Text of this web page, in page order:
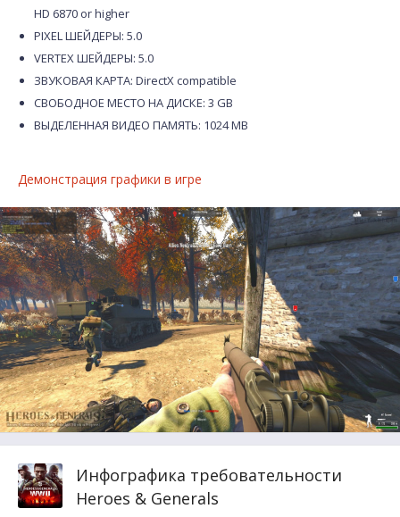
HD 6870 or higher
PIXEL ШЕЙДЕРЫ: 5.0
VERTEX ШЕЙДЕРЫ: 5.0
ЗВУКОВАЯ КАРТА: DirectX compatible
СВОБОДНОЕ МЕСТО НА ДИСКЕ: 3 GB
ВЫДЕЛЕННАЯ ВИДЕО ПАМЯТЬ: 1024 MB
Демонстрация графики в игре
Инфографика требовательности
Heroes & Generals